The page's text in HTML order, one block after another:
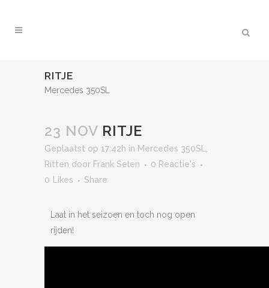
RITJE
Mercedes 350SL
23 NOV RITJE
Geplaatst op 17:42h in Mercedes 350SL
Ritten door Frank Selen
0 Reactie's
0
Likes Share
Laat in het seizoen en toch nog open
rijden!